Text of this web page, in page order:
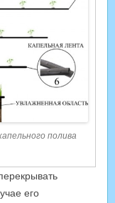
полива
его